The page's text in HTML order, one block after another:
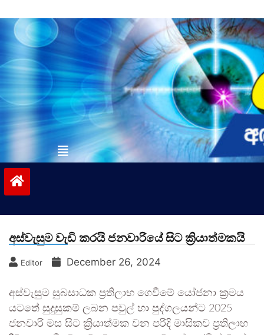
to
contentvinivida.lk
අස්වැසුම වැඩි කරයි ජනවාරියේ සිට ක්‍රියාත්මකයි
Editor December 26, 2024
අස්වැසුම සුබසාධක ප්‍රතිලාභ ගෙවීමේ යෝජනා ක්‍රමය
යටතේ සුදුසුකම් ලබන පවුල් හා පුද්ගලයන්ට 2025
ජනවාරි මස සිට ක්‍රියාත්මක වන පරිදි මාසිකව ප්‍රතිලාභ